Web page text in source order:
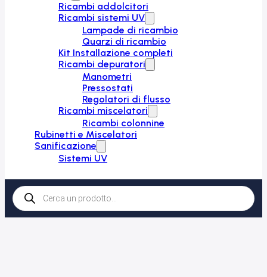
Ricambi addolcitori
Ricambi sistemi UV
Lampade di ricambio
Quarzi di ricambio
Kit Installazione completi
Ricambi depuratori
Manometri
Pressostati
Regolatori di flusso
Ricambi miscelatori
Ricambi colonnine
Rubinetti e Miscelatori
Sanificazione
Sistemi UV
Products
search